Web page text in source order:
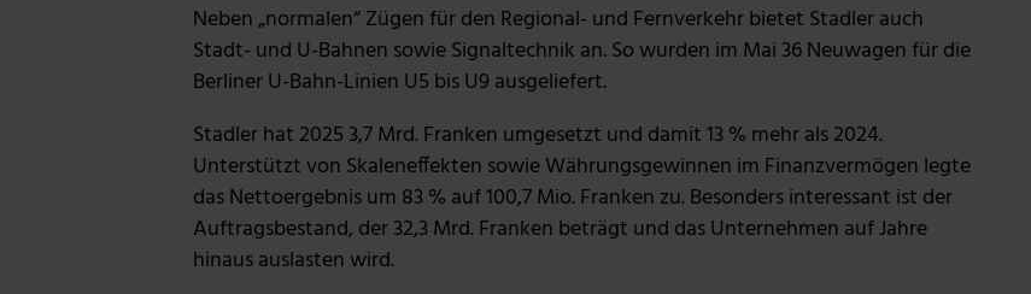
Neben „normalen“ Zügen für den Regional- und Fernverkehr bietet Stadler auch
Stadt- und U-Bahnen sowie Signaltechnik an. So wurden im Mai 36 Neuwagen für die
Berliner U-Bahn-Linien U5 bis U9 ausgeliefert.
Stadler hat 2025 3,7 Mrd. Franken umgesetzt und damit 13 % mehr als 2024.
Unterstützt von Skaleneffekten sowie Währungsgewinnen im Finanzvermögen legte
das Nettoergebnis um 83 % auf 100,7 Mio. Franken zu. Besonders interessant ist der
Auftragsbestand, der 32,3 Mrd. Franken beträgt und das Unternehmen auf Jahre
hinaus auslasten wird.